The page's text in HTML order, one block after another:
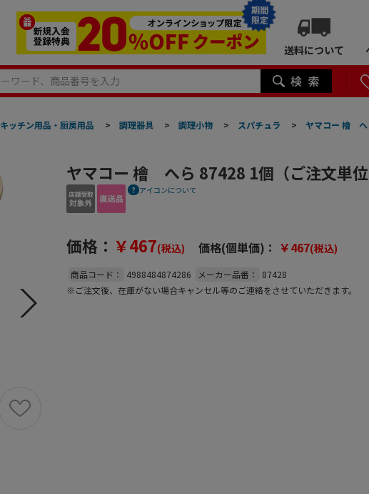
期間
限定
送料について
キッチン用品・厨房用品 > 調理器具 > 調理小物 > スパチュラ > ヤマコー 檜 へ
ヤマコー 檜 へら 87428 1個（ご注文単
アイコンについて
価格： ￥467(税込) 価格(個単価)： ￥467(税込)
商品コード： 4988484874286 メーカー品番：
87428
※ご注文後、在庫がない場合キャンセル等のご連絡をさせていただきます。